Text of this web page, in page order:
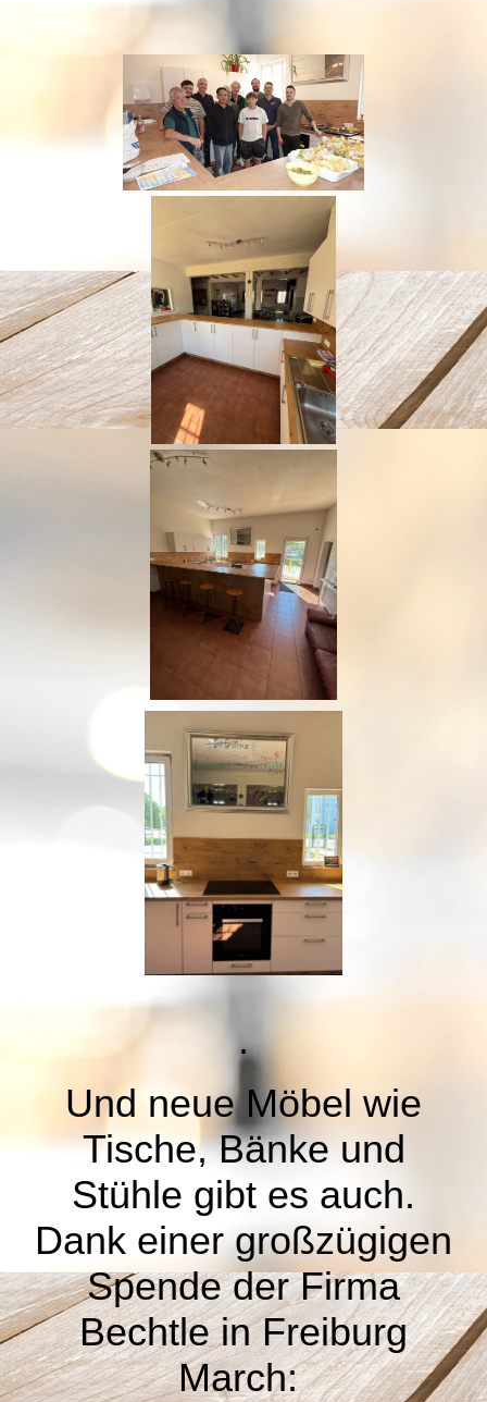
.
Und neue Möbel wie
Tische, Bänke und
Stühle gibt es auch.
Dank einer großzügigen
Spende der Firma
Bechtle in Freiburg
March: